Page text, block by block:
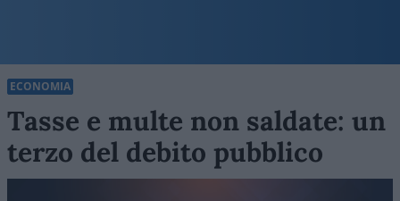
ECONOMIA
Tasse e multe non saldate: un
terzo del debito pubblico